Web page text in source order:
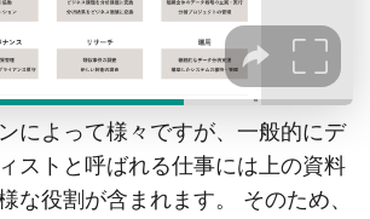
によって様々ですが、一般的にデ
ストと呼ばれる仕事には上の資料
な役割が含まれます。 そのため、